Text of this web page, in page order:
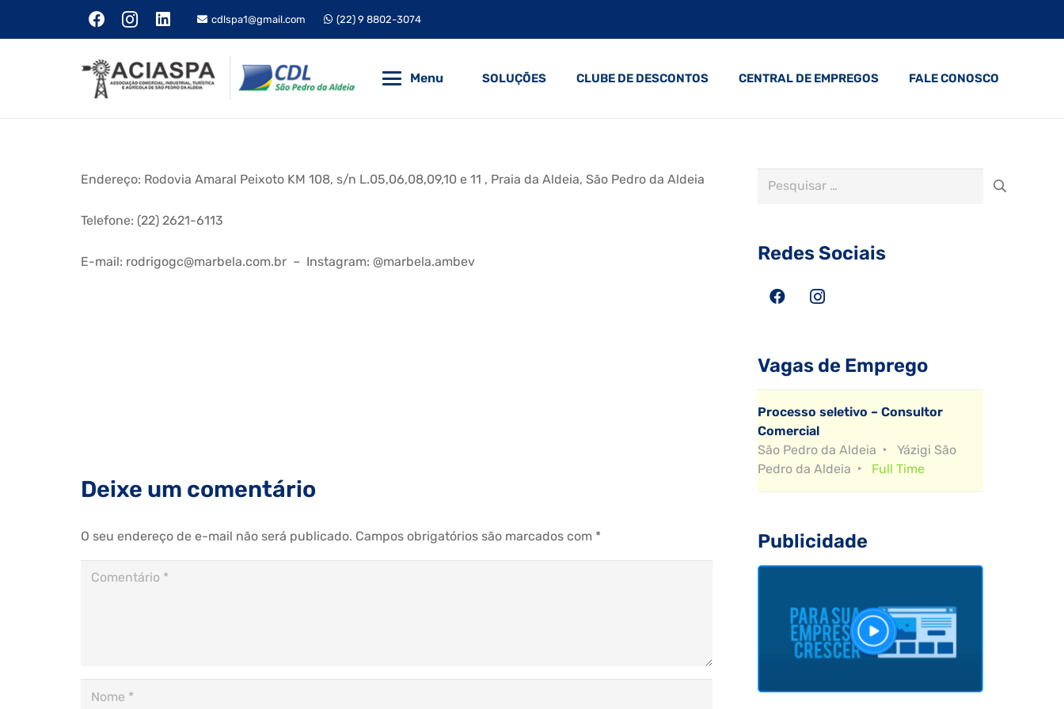
cdlspa1@gmail.com (22) 9 8802-3074
Menu SOLUÇÕES CLUBE DE DESCONTOS CENTRAL DE EMPREGOS FALE CONOSCO
Endereço: Rodovia Amaral Peixoto KM 108, s/n L.05,06,08,09,10 e 11 , Praia da Aldeia, São Pedro da Aldeia
Telefone: (22) 2621-6113
E-mail: rodrigogc@marbela.com.br – Instagram: @marbela.ambev
Deixe um comentário
O seu endereço de e-mail não será publicado. Campos obrigatórios são marcados com *
Pesquisar
Redes Sociais
Vagas de Emprego
Processo seletivo – Consultor
Comercial
São Pedro da Aldeia
Yázigi São
Pedro da Aldeia
Full Time
Publicidade